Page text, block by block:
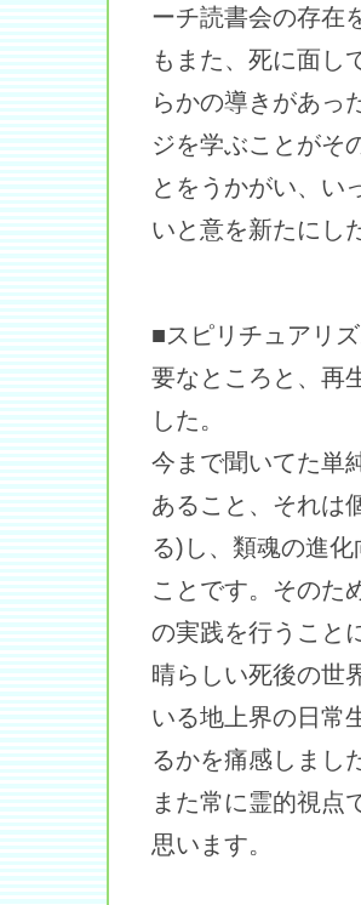
ーチ読書会の存在
もまた、死に面し
らかの導きがあっ
ジを学ぶことがそ
とをうかがい、い
いと意を新たにし
■スピリチュアリ
要なところと、再
した。
今まで聞いてた単
あること、それは
る)し、類魂の進
ことです。そのた
の実践を行うこと
晴らしい死後の世
いる地上界の日常
るかを痛感しまし
また常に霊的視点
思います。